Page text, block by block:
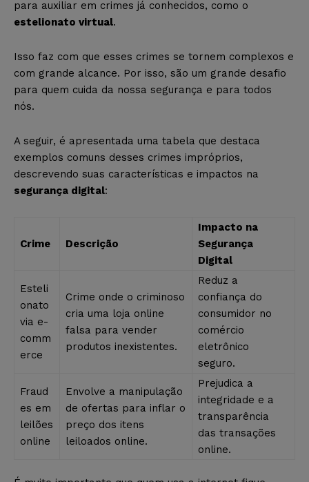
para auxiliar em crimes já conhecidos, como o
estelionato virtual.
Isso faz com que esses crimes se tornem complexos e
com grande alcance. Por isso, são um grande desafio
para quem cuida da nossa segurança e para todos
nós.
A seguir, é apresentada uma tabela que destaca
exemplos comuns desses crimes impróprios,
descrevendo suas características e impactos na
segurança digital:
Crime Descrição
Impacto na
Segurança
Digital
Esteli
onato
via e-
comm
erce
Crime onde o criminoso
cria uma loja online
falsa para vender
produtos inexistentes.
Reduz a
confiança do
consumidor no
comércio
eletrônico
seguro.
Fraud
es em
leilões
online
Envolve a manipulação
de ofertas para inflar o
preço dos itens
leiloados online.
Prejudica a
integridade e a
transparência
das transações
online.